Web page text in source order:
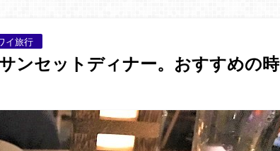
イ旅行
ンセットディナー。おすすめの時